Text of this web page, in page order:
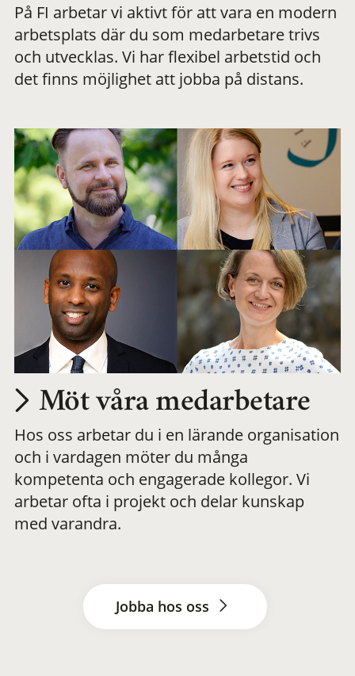
meningsfull och
flexibel
På FI arbetar vi aktivt för att vara en modern
arbetsplats där du som medarbetare trivs
och utvecklas. Vi har flexibel arbetstid och
det finns möjlighet att jobba på distans.
Möt våra medarbetare
Hos oss arbetar du i en lärande organisation
och i vardagen möter du många
kompetenta och engagerade kollegor. Vi
arbetar ofta i projekt och delar kunskap
med varandra.
Jobba hos oss